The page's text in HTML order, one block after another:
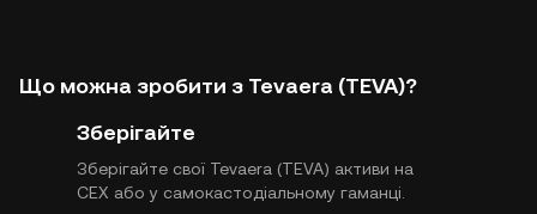
Що можна зробити з Tevaera (TEVA)?
Зберігайте
Зберігайте свої Tevaera (TEVA) активи на
CEX або у самокастодіальному гаманці.